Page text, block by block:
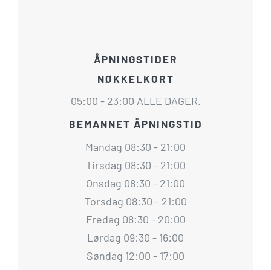
ÅPNINGSTIDER
NØKKELKORT
05:00 - 23:00 ALLE DAGER.
BEMANNET ÅPNINGSTID
Mandag 08:30 - 21:00
Tirsdag 08:30 - 21:00
Onsdag 08:30 - 21:00
Torsdag 08:30 - 21:00
Fredag 08:30 - 20:00
Lørdag 09:30 - 16:00
Søndag 12:00 - 17:00